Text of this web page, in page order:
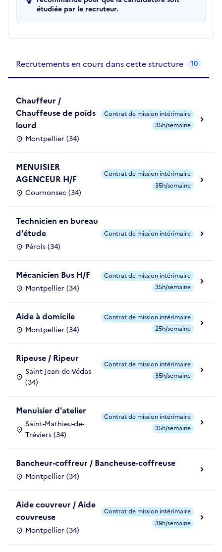
étudiée par le recruteur.
Recrutements en cours dans cette structure 10
Chauffeur /
Chauffeuse de poids
lourd
Montpellier (34)
Contrat de mission intérimaire
35h/semaine
MENUISIER
AGENCEUR H/F
Cournonsec (34)
Contrat de mission intérimaire
35h/semaine
Technicien en bureau
d'étude
Pérols (34)
Contrat de mission intérimaire
Mécanicien Bus H/F
Montpellier (34)
Contrat de mission intérimaire
35h/semaine
Aide à domicile
Montpellier (34)
Contrat de mission intérimaire
25h/semaine
Ripeuse / Ripeur
Saint-Jean-de-Védas
(34)
Contrat de mission intérimaire
35h/semaine
Menuisier d'atelier
Saint-Mathieu-de-
Tréviers (34)
Contrat de mission intérimaire
35h/semaine
Bancheur-coffreur / Bancheuse-coffreuse
Montpellier (34)
Aide couvreur / Aide
couvreuse
Montpellier (34)
Contrat de mission intérimaire
39h/semaine